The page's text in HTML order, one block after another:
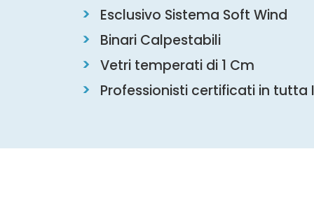
Esclusivo Sistema Soft Wind
Binari Calpestabili
Vetri temperati di 1 Cm
Professionisti certificati in tutta